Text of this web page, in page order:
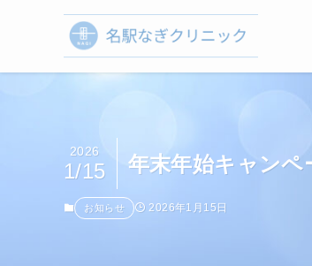
年末年始キャンペ
2026
1/15
お知らせ 2026年1月15日